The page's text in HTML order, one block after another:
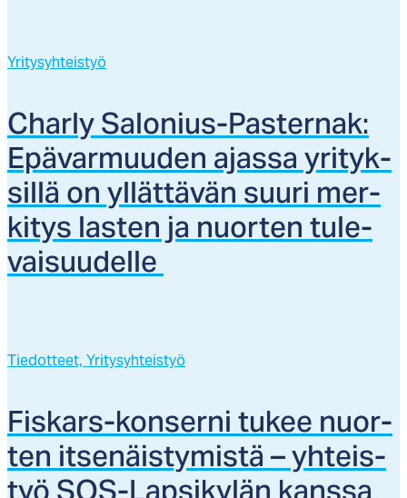
Yritysyhteistyö
Char­ly Sa­lo­nius-Pas­ter­nak:
Epä­var­muu­den ajas­sa yri­tyk­
sil­lä on yl­lät­tä­vän suu­ri mer­
ki­tys las­ten ja nuor­ten tu­le­
vai­suu­del­le
Tiedotteet, Yritysyhteistyö
Fis­kars-kon­ser­ni tu­kee nuor­
ten it­se­näis­ty­mis­tä – yh­teis­